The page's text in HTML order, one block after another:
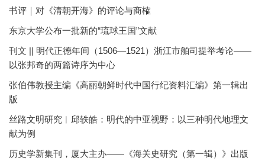
书评｜对《清朝开海》的评论与商榷
东京大学公布一批新的“琉球王国”文献
刊文 || 明代正德年间（1506—1521）浙江市舶司提举考论——
以张邦奇的两篇诗序为中心
张伯伟教授主编《高丽朝鲜时代中国行纪资料汇编》第一辑出
版
丝路文明研究︱邱轶皓：明代的中亚视野：以三种明代地理文
献为例
历史学新集刊，厦大主办——《海关史研究（第一辑）》出版